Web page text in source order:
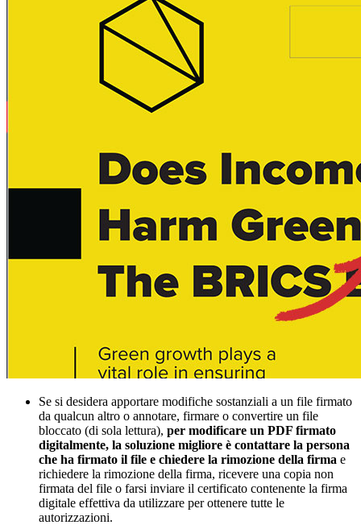
Se si desidera apportare modifiche sostanziali a un file firmato
da qualcun altro o annotare, firmare o convertire un file
bloccato (di sola lettura), per modificare un PDF firmato
digitalmente, la soluzione migliore è contattare la persona
che ha firmato il file e chiedere la rimozione della firma e
richiedere la rimozione della firma, ricevere una copia non
firmata del file o farsi inviare il certificato contenente la firma
digitale effettiva da utilizzare per ottenere tutte le
autorizzazioni.